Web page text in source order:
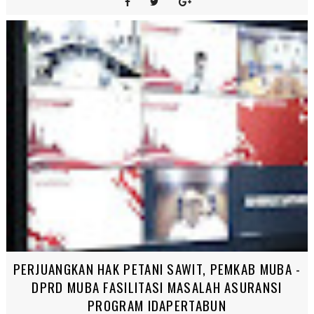
PERJUANGKAN HAK PETANI SAWIT, PEMKAB MUBA -
DPRD MUBA FASILITASI MASALAH ASURANSI
PROGRAM IDAPERTABUN